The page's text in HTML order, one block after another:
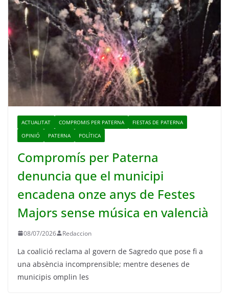
ACTUALITAT COMPROMIS PER PATERNA
FIESTAS DE PATERNA
OPINIÓ
PATERNA POLÍTICA
Compromís per Paterna
denuncia que el municipi
encadena onze anys de Festes
Majors sense música en valencià
08/07/2026 Redaccion
La coalició reclama al govern de Sagredo que pose fi a
una absència incomprensible; mentre desenes de
municipis omplin les